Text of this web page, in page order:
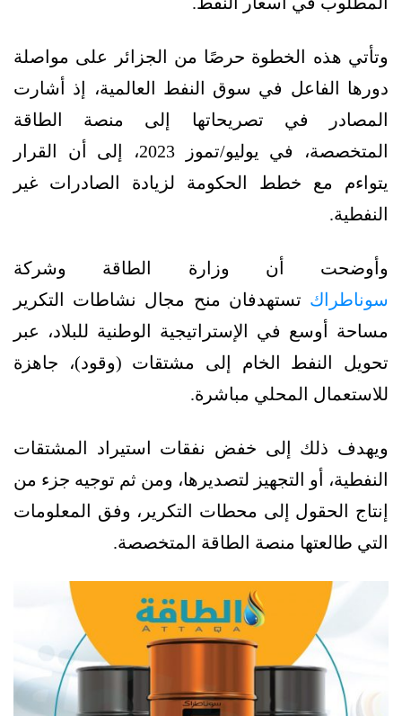
وتأتي هذه الخطوة حرصًا من الجزائر على مواصلة
دورها الفاعل في سوق النفط العالمية، إذ أشارت
المصادر في تصريحاتها إلى منصة الطاقة
المتخصصة، في يوليو/تموز 2023، إلى أن القرار
يتواءم مع خطط الحكومة لزيادة الصادرات غير
النفطية.
وأوضحت أن وزارة الطاقة وشركة
سوناطراك تستهدفان منح مجال نشاطات التكرير
مساحة أوسع في الإستراتيجية الوطنية للبلاد، عبر
تحويل النفط الخام إلى مشتقات (وقود)، جاهزة
للاستعمال المحلي مباشرة.
ويهدف ذلك إلى خفض نفقات استيراد المشتقات
النفطية، أو التجهيز لتصديرها، ومن ثم توجيه جزء من
إنتاج الحقول إلى محطات التكرير، وفق المعلومات
التي طالعتها منصة الطاقة المتخصصة.